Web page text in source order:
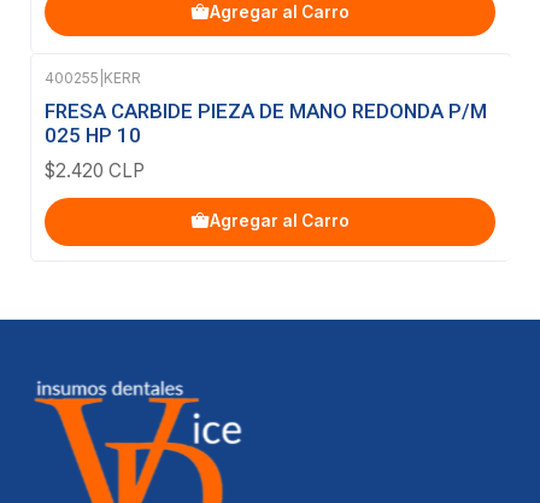
Agregar al Carro
400255 KERR
FRESA CARBIDE PIEZA DE MANO REDONDA P/M
025 HP 10
$2.420 CLP
Agregar al Carro